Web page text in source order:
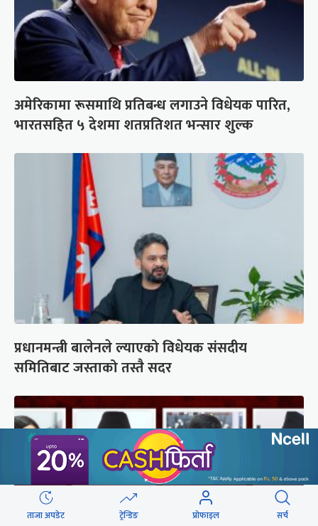
अमेरिकामा रूसमाथि प्रतिबन्ध लगाउने विधेयक पारित,
भारतसहित ५ देशमा शतप्रतिशत भन्सार शुल्क
प्रधानमन्त्री बालेनले ल्याएको विधेयक संसदीय
समितिबाट जस्ताको तस्तै सदर
ताजा अपडेट ट्रेन्डिङ प्रोफाइल सर्च